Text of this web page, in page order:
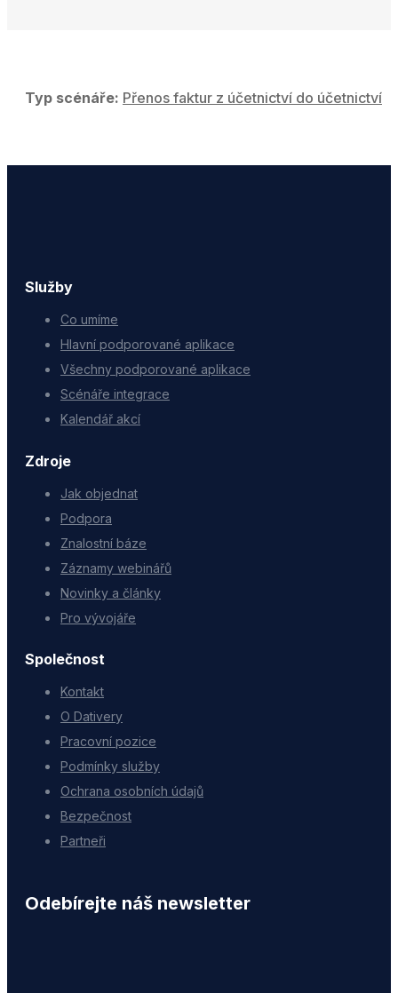
Typ scénáře: Přenos faktur z účetnictví do účetnictví
Služby
Co umíme
Hlavní podporované aplikace
Všechny podporované aplikace
Scénáře integrace
Kalendář akcí
Zdroje
Jak objednat
Podpora
Znalostní báze
Záznamy webinářů
Novinky a články
Pro vývojáře
Společnost
Kontakt
O Dativery
Pracovní pozice
Podmínky služby
Ochrana osobních údajů
Bezpečnost
Partneři
Odebírejte náš newsletter